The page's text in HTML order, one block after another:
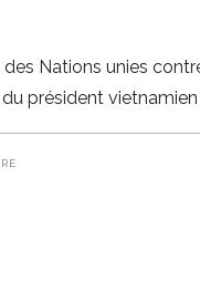
Nations unies
président